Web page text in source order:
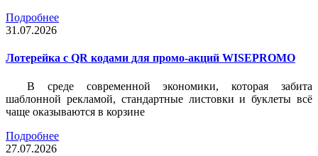
Подробнее
31.07.2026
Лотерейка c QR кодами для промо-акций WISEPROMO
В среде современной экономики, которая забита
шаблонной рекламой, стандартные листовки и буклеты всё
чаще оказываются в корзине
Подробнее
27.07.2026